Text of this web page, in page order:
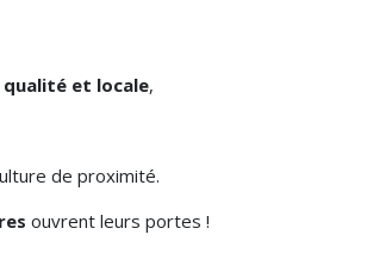
et locale,
de proximité.
ouvrent leurs portes !